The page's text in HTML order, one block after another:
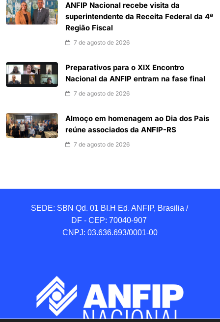
ANFIP Nacional recebe visita da
superintendente da Receita Federal da 4ª
Região Fiscal
7 de agosto de 2026
Preparativos para o XIX Encontro
Nacional da ANFIP entram na fase final
7 de agosto de 2026
Almoço em homenagem ao Dia dos Pais
reúne associados da ANFIP-RS
7 de agosto de 2026
SEDE: SBN Qd. 01 BI.H Ed. ANFIP, Brasilia /
DF - CEP: 70040-907
CNPJ: 03.636.693/0001-00